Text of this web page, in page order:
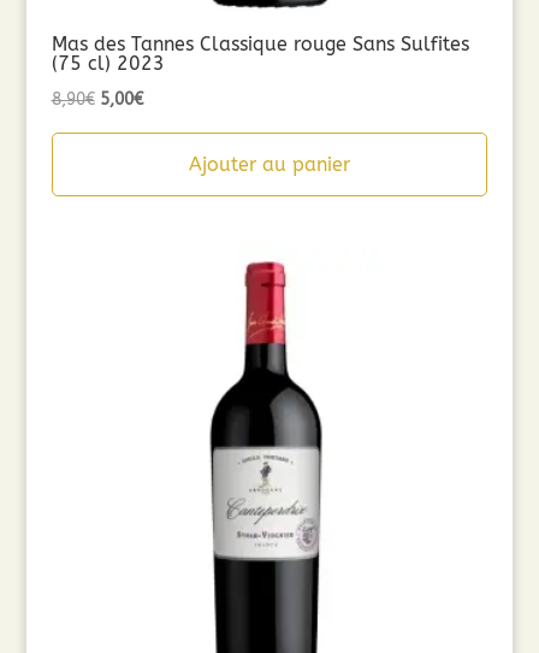
Mas des Tannes Classique rouge Sans Sulfites
(75 cl) 2023
8,90€ Le
5,00€Le
Ajouter au panier